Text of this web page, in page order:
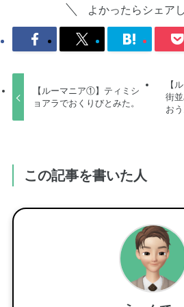
よかったらシェア
【ルーマニア①】ティミシ
ョアラでおくりびとみた。
【
街
おう
この記事を書いた人